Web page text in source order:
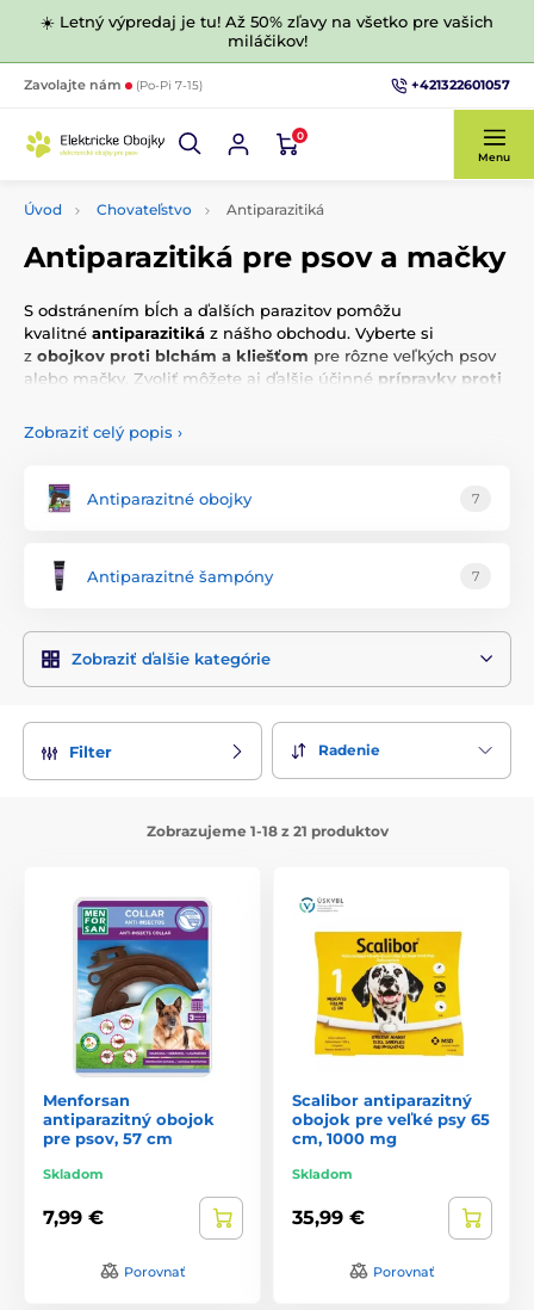
☀️ Letný výpredaj je tu! Až 50% zľavy na všetko pre vašich
miláčikov!
Zavolajte nám (Po-Pi 7-15) +421322601057
0
Menu
Úvod Chovateľstvo Antiparazitiká
Antiparazitiká pre psov a mačky
S odstránením bĺch a ďalších parazitov pomôžu
kvalitné antiparazitiká z nášho obchodu. Vyberte si
z obojkov proti blchám a kliešťom pre rôzne veľkých psov
alebo mačky. Zvoliť môžete aj ďalšie účinné prípravky proti
Zobraziť celý popis ›
Antiparazitné obojky 7
Antiparazitné šampóny 7
Zobraziť ďalšie kategórie
Filter Radenie
Zobrazujeme 1-18 z 21 produktov
Menforsan
antiparazitný obojok
pre psov, 57 cm
Skladom
7,99 €
Porovnať
Scalibor antiparazitný
obojok pre veľké psy 65
cm, 1000 mg
Skladom
35,99 €
Porovnať